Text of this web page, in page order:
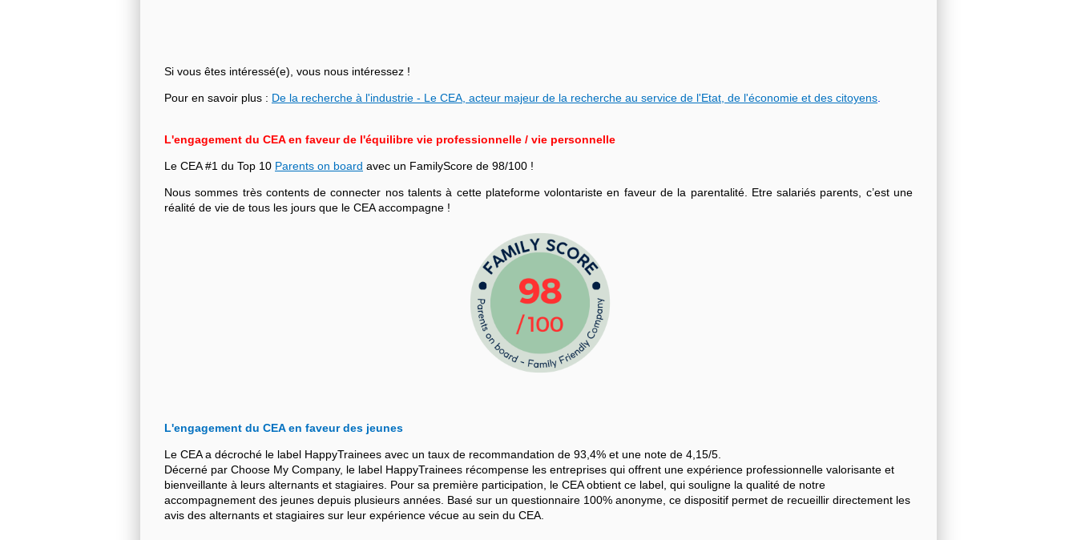
Si vous êtes intéressé(e), vous nous intéressez !
Pour en savoir plus : De la recherche à l'industrie - Le CEA, acteur majeur de la recherche au service de l'Etat, de l'économie et des citoyens.
L'engagement du CEA en faveur de l'équilibre vie professionnelle / vie personnelle
Le CEA #1 du Top 10 Parents on board avec un FamilyScore de 98/100 !
Nous sommes très contents de connecter nos talents à cette plateforme volontariste en faveur de la parentalité. Etre salariés parents, c’est une
réalité de vie de tous les jours que le CEA accompagne !
L'engagement du CEA en faveur des jeunes
Le CEA a décroché le label HappyTrainees avec un taux de recommandation de 93,4% et une note de 4,15/5.
Décerné par Choose My Company, le label HappyTrainees récompense les entreprises qui offrent une expérience professionnelle valorisante et
bienveillante à leurs alternants et stagiaires. Pour sa première participation, le CEA obtient ce label, qui souligne la qualité de notre
accompagnement des jeunes depuis plusieurs années. Basé sur un questionnaire 100% anonyme, ce dispositif permet de recueillir directement les
avis des alternants et stagiaires sur leur expérience vécue au sein du CEA.